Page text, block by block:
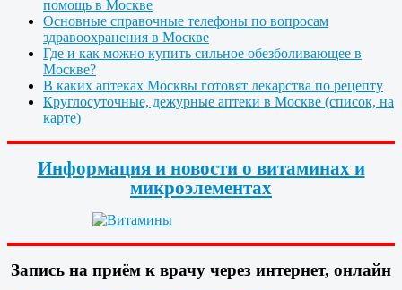
помощь в Москве
Основные справочные телефоны по вопросам
здравоохранения в Москве
Где и как можно купить сильное обезболивающее в
Москве?
В каких аптеках Москвы готовят лекарства по рецепту
Круглосуточные, дежурные аптеки в Москве (список, на
карте)
Информация и новости о витаминах и
микроэлементах
Запись на приём к врачу через интернет, онлайн